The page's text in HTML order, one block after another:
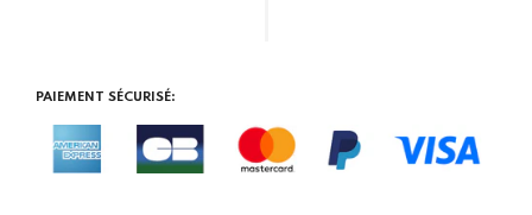
PAIEMENT SÉCURISÉ: